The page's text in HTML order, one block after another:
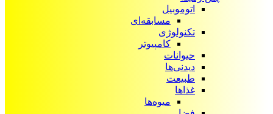
اتوموبیل
مسابقه‌ای
تکنولوژی
کامپیوتر
حیوانات
دیدنی‌ها
طبیعت
غذاها
میوه‌ها